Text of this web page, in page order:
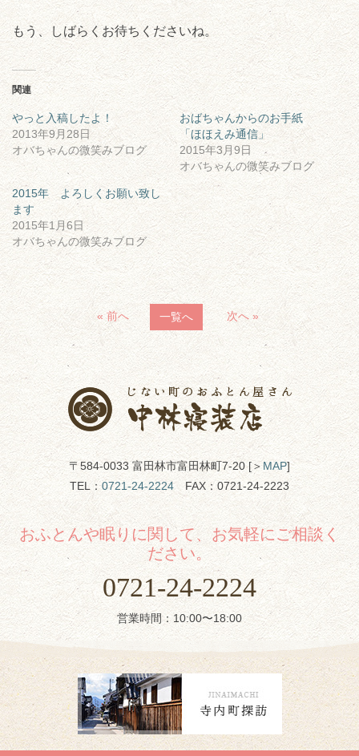
もう、しばらくお待ちくださいね。
関連
やっと入稿したよ！
2013年9月28日
オバちゃんの微笑みブログ
おばちゃんからのお手紙
「ほほえみ通信」
2015年3月9日
オバちゃんの微笑みブログ
2015年 よろしくお願い致し
ます
2015年1月6日
オバちゃんの微笑みブログ
« 前へ 一覧へ 次へ »
〒584-0033 富田林市富田林町7-20 [＞MAP]
TEL：0721-24-2224FAX：0721-24-2223
おふとんや眠りに関して、お気軽にご相談く
ださい。
0721-24-2224
営業時間：10:00〜18:00